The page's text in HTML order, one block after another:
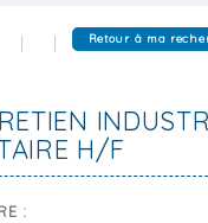
Retour à ma
H/F
: